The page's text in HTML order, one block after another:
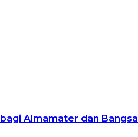
Almamater dan Bangsa